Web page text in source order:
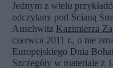
Jednym z wielu
odczytany pod Ścianą
Auschwitz Kazimierza
czerwca 2011 r., o nie
Europejskiego Dnia
Szczegóły w materiale z